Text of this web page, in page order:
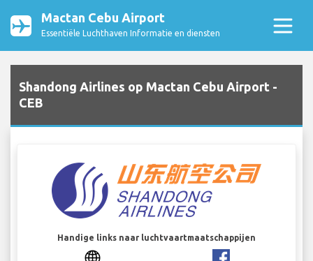
Mactan Cebu Airport
Essentiële Luchthaven Informatie en diensten
Shandong Airlines op Mactan Cebu Airport -
CEB
Handige links naar luchtvaartmaatschappijen